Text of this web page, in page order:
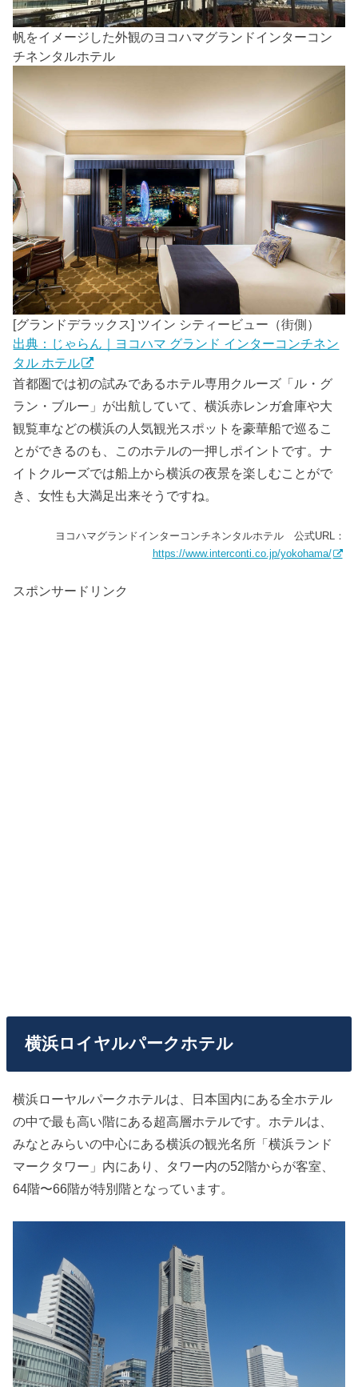
帆をイメージした外観のヨコハマグランドインターコン
チネンタルホテル
[グランドデラックス] ツイン シティービュー（街側）
出典：じゃらん｜ヨコハマ グランド インターコンチネン
タル ホテル
首都圏では初の試みであるホテル専用クルーズ「ル・グ
ラン・ブルー」が出航していて、横浜赤レンガ倉庫や大
観覧車などの横浜の人気観光スポットを豪華船で巡るこ
とができるのも、このホテルの一押しポイントです。ナ
イトクルーズでは船上から横浜の夜景を楽しむことがで
き、女性も大満足出来そうですね。
ヨコハマグランドインターコンチネンタルホテル 公式URL：
https://www.interconti.co.jp/yokohama/
スポンサードリンク
横浜ロイヤルパークホテル
横浜ローヤルパークホテルは、日本国内にある全ホテル
の中で最も高い階にある超高層ホテルです。ホテルは、
みなとみらいの中心にある横浜の観光名所「横浜ランド
マークタワー」内にあり、タワー内の52階からが客室、
64階〜66階が特別階となっています。